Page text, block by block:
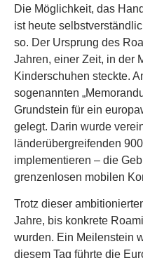
Die Möglichkeit, das
ist heute
so. Der Ursprung des
Jahren, einer Zeit, in der
Kinderschuhen steckte.
sogenannten
Grundstein für ein
gelegt. Darin wurde
länderübergreifenden
implementieren – die
grenzenlosen mobilen
Trotz dieser
Jahre, bis konkrete
wurden. Ein Meilenstein
diesem Tag führte die